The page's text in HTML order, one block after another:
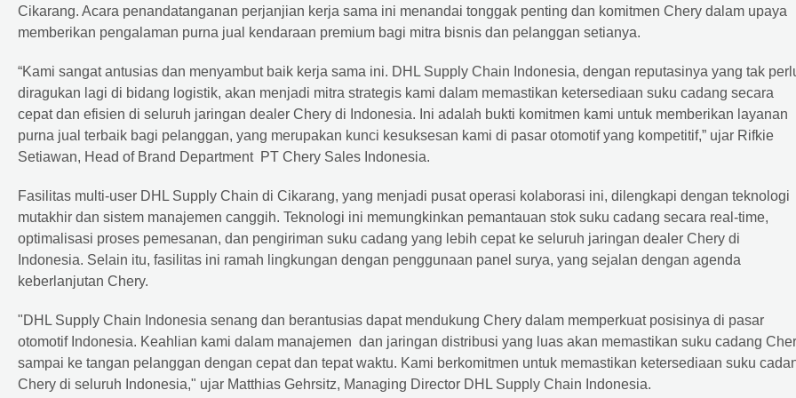
Cikarang. Acara penandatanganan perjanjian kerja sama ini menandai tonggak penting dan komitmen Chery dalam upaya
memberikan pengalaman purna jual kendaraan premium bagi mitra bisnis dan pelanggan setianya.
“Kami sangat antusias dan menyambut baik kerja sama ini. DHL Supply Chain Indonesia, dengan reputasinya yang tak
diragukan lagi di bidang logistik, akan menjadi mitra strategis kami dalam memastikan ketersediaan suku cadang secara
cepat dan efisien di seluruh jaringan dealer Chery di Indonesia. Ini adalah bukti komitmen kami untuk memberikan layanan
purna jual terbaik bagi pelanggan, yang merupakan kunci kesuksesan kami di pasar otomotif yang kompetitif,” ujar Rifkie
Setiawan, Head of Brand Department PT Chery Sales Indonesia.
Fasilitas multi-user DHL Supply Chain di Cikarang, yang menjadi pusat operasi kolaborasi ini, dilengkapi dengan teknologi
mutakhir dan sistem manajemen canggih. Teknologi ini memungkinkan pemantauan stok suku cadang secara real-time,
optimalisasi proses pemesanan, dan pengiriman suku cadang yang lebih cepat ke seluruh jaringan dealer Chery di
Indonesia. Selain itu, fasilitas ini ramah lingkungan dengan penggunaan panel surya, yang sejalan dengan agenda
keberlanjutan Chery.
"DHL Supply Chain Indonesia senang dan berantusias dapat mendukung Chery dalam memperkuat posisinya di pasar
otomotif Indonesia. Keahlian kami dalam manajemen dan jaringan distribusi yang luas akan memastikan suku cadang
sampai ke tangan pelanggan dengan cepat dan tepat waktu. Kami berkomitmen untuk memastikan ketersediaan suku
Chery di seluruh Indonesia," ujar Matthias Gehrsitz, Managing Director DHL Supply Chain Indonesia.